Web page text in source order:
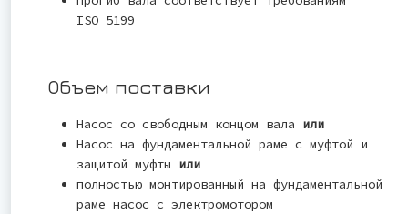
ISO 5199
Объем поставки
Насос со свободным концом вала или
Насос на фундаментальной раме с муфтой и
защитой муфты или
полностью монтированный на фундаментальной
раме насос с электромотором